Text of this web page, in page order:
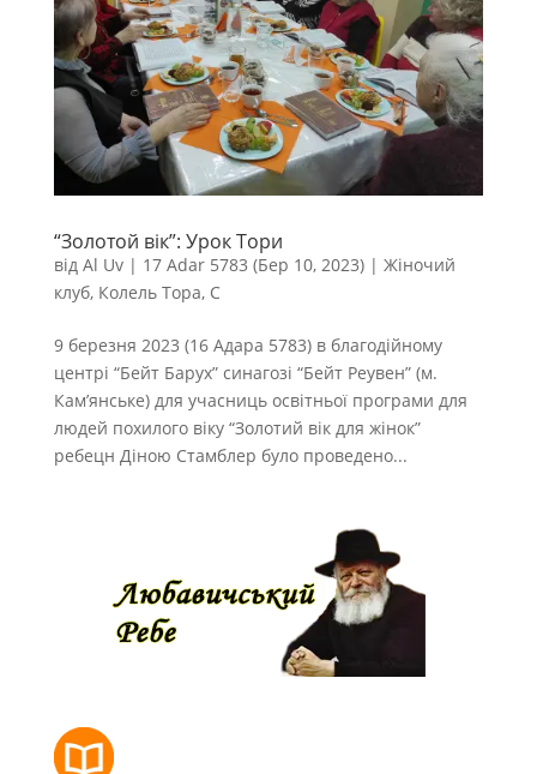
“Золотой вік”: Урок Тори
від Al Uv| 17 Adar 5783 (Бер 10, 2023)| Жіночий
клуб, Колель Тора, С
9 березня 2023 (16 Адара 5783) в благодійному
центрі “Бейт Барух” синагозі “Бейт Реувен” (м.
Кам’янське) для учасниць освітньої програми для
людей похилого віку “Золотий вік для жінок”
ребецн Діною Стамблер було проведено...